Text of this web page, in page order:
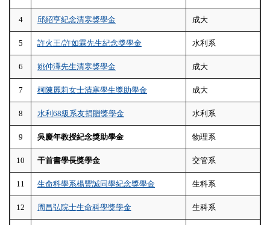
4 邱紹亨紀念清寒獎學金 成大
5 許火王/許如霖先生紀念獎學金 水利系
6 姚仲澤先生清寒獎學金 成大
7 柯陳麗莉女士清寒學生獎助學金 成大
8 水利68級系友捐贈獎學金 水利系
9 吳慶年教授紀念獎助學金 物理系
10 干首書學長獎學金 交管系
11 生命科學系楊豐誠同學紀念獎學金 生科系
12 周昌弘院士生命科學獎學金 生科系